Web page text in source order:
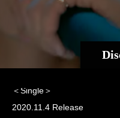
My Friend feat.
＜Single＞
2020.11.4 Release